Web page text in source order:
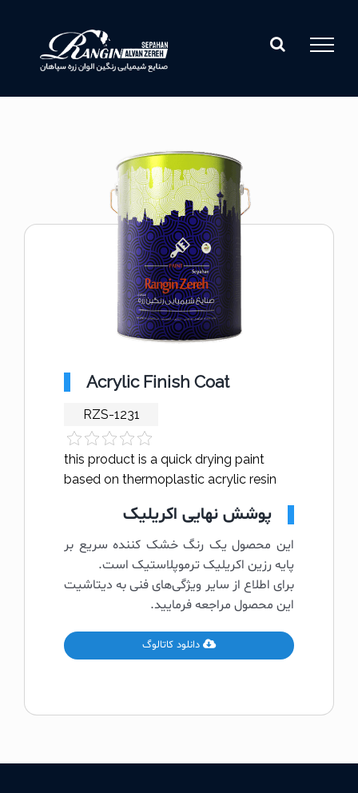
content
Acrylic Finish Coat
RZS-1231
this product is a quick drying paint
based on thermoplastic acrylic resin
پوشش نهایی اکریلیک
این محصول یک رنگ خشک کننده سریع بر
پایه رزین اکریلیک ترموپلاستیک است.
برای اطلاع از سایر ویژگی‌های فنی به دیتاشیت
این محصول مراجعه فرمایید.
دانلود کاتالوگ